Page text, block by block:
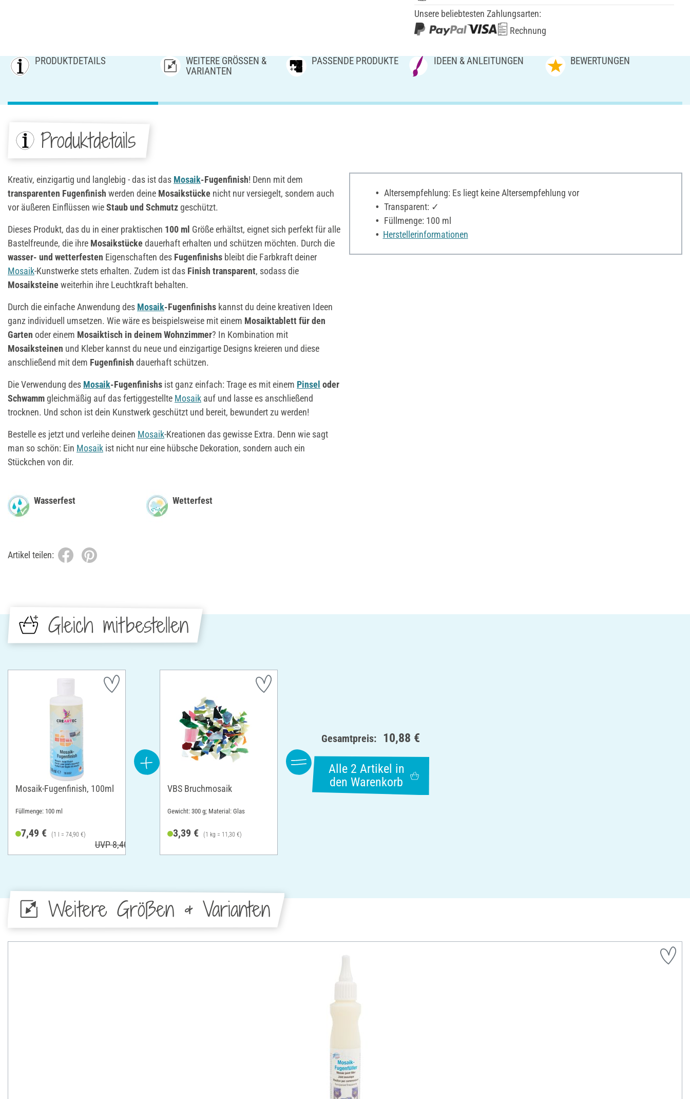
Unsere beliebtesten Zahlungsarten:
Rechnung
PRODUKTDETAILS
WEITERE GRÖSSEN & V
ARIANTEN
PASSENDE PRODUKTE IDEEN & ANLEITUNGEN BEWERTUNGEN
Produktdetails
Kreativ, einzigartig und langlebig - das ist das Mosaik-Fugenfinish! Denn mit dem
transparenten Fugenfinish werden deine Mosaikstücke nicht nur versiegelt, sondern auch
vor äußeren Einflüssen wieStaub und Schmutzgeschützt.
Dieses Produkt, das du in einer praktischen 100 ml Größe erhältst, eignet sich perfekt für alle
Bastelfreunde, die ihre Mosaikstücke dauerhaft erhalten und schützen möchten. Durch die
wasser- und wetterfesten Eigenschaften des Fugenfinishs bleibt die Farbkraft deiner
Mosaik-Kunstwerke stets erhalten. Zudem ist das Finish transparent, sodass die
Mosaiksteine weiterhin ihre Leuchtkraft behalten.
Durch die einfache Anwendung des Mosaik-Fugenfinishs kannst du deine kreativen Ideen
ganz individuell umsetzen. Wie wäre es beispielsweise mit einem Mosaiktablett für den
Garten oder einem Mosaiktisch in deinem Wohnzimmer? In Kombination mit
Mosaiksteinen und Kleber kannst du neue und einzigartige Designs kreieren und diese
anschließend mit dem Fugenfinish dauerhaft schützen.
Die Verwendung des Mosaik-Fugenfinishs ist ganz einfach: Trage es mit einem Pinsel oder
Schwammgleichmäßig auf das fertiggestellte Mosaik auf und lasse es anschließend
trocknen. Und schon ist dein Kunstwerk geschützt und bereit, bewundert zu werden!
Bestelle es jetzt und verleihe deinen Mosaik-Kreationen das gewisse Extra. Denn wie sagt
man so schön: Ein Mosaik ist nicht nur eine hübsche Dekoration, sondern auch ein
Stückchen von dir.
Altersempfehlung: Es liegt keine Altersempfehlung vor
Transparent: ✓
Füllmenge: 100 ml
Herstellerinformationen
Wasserfest Wetterfest
Artikel teilen:
Gleich mitbestellen
Mosaik-Fugenfinish, 100ml
Füllmenge: 100 ml
7,49 € (1 l = 74,90 €)
UVP 8,40 €
VBS Bruchmosaik
Gewicht: 300 g; Material: Glas
3,39 € (1 kg = 11,30 €)
Gesamtpreis: 10,88 €
Alle 2 Artikel in
den Warenkorb
Weitere Größen & Varianten